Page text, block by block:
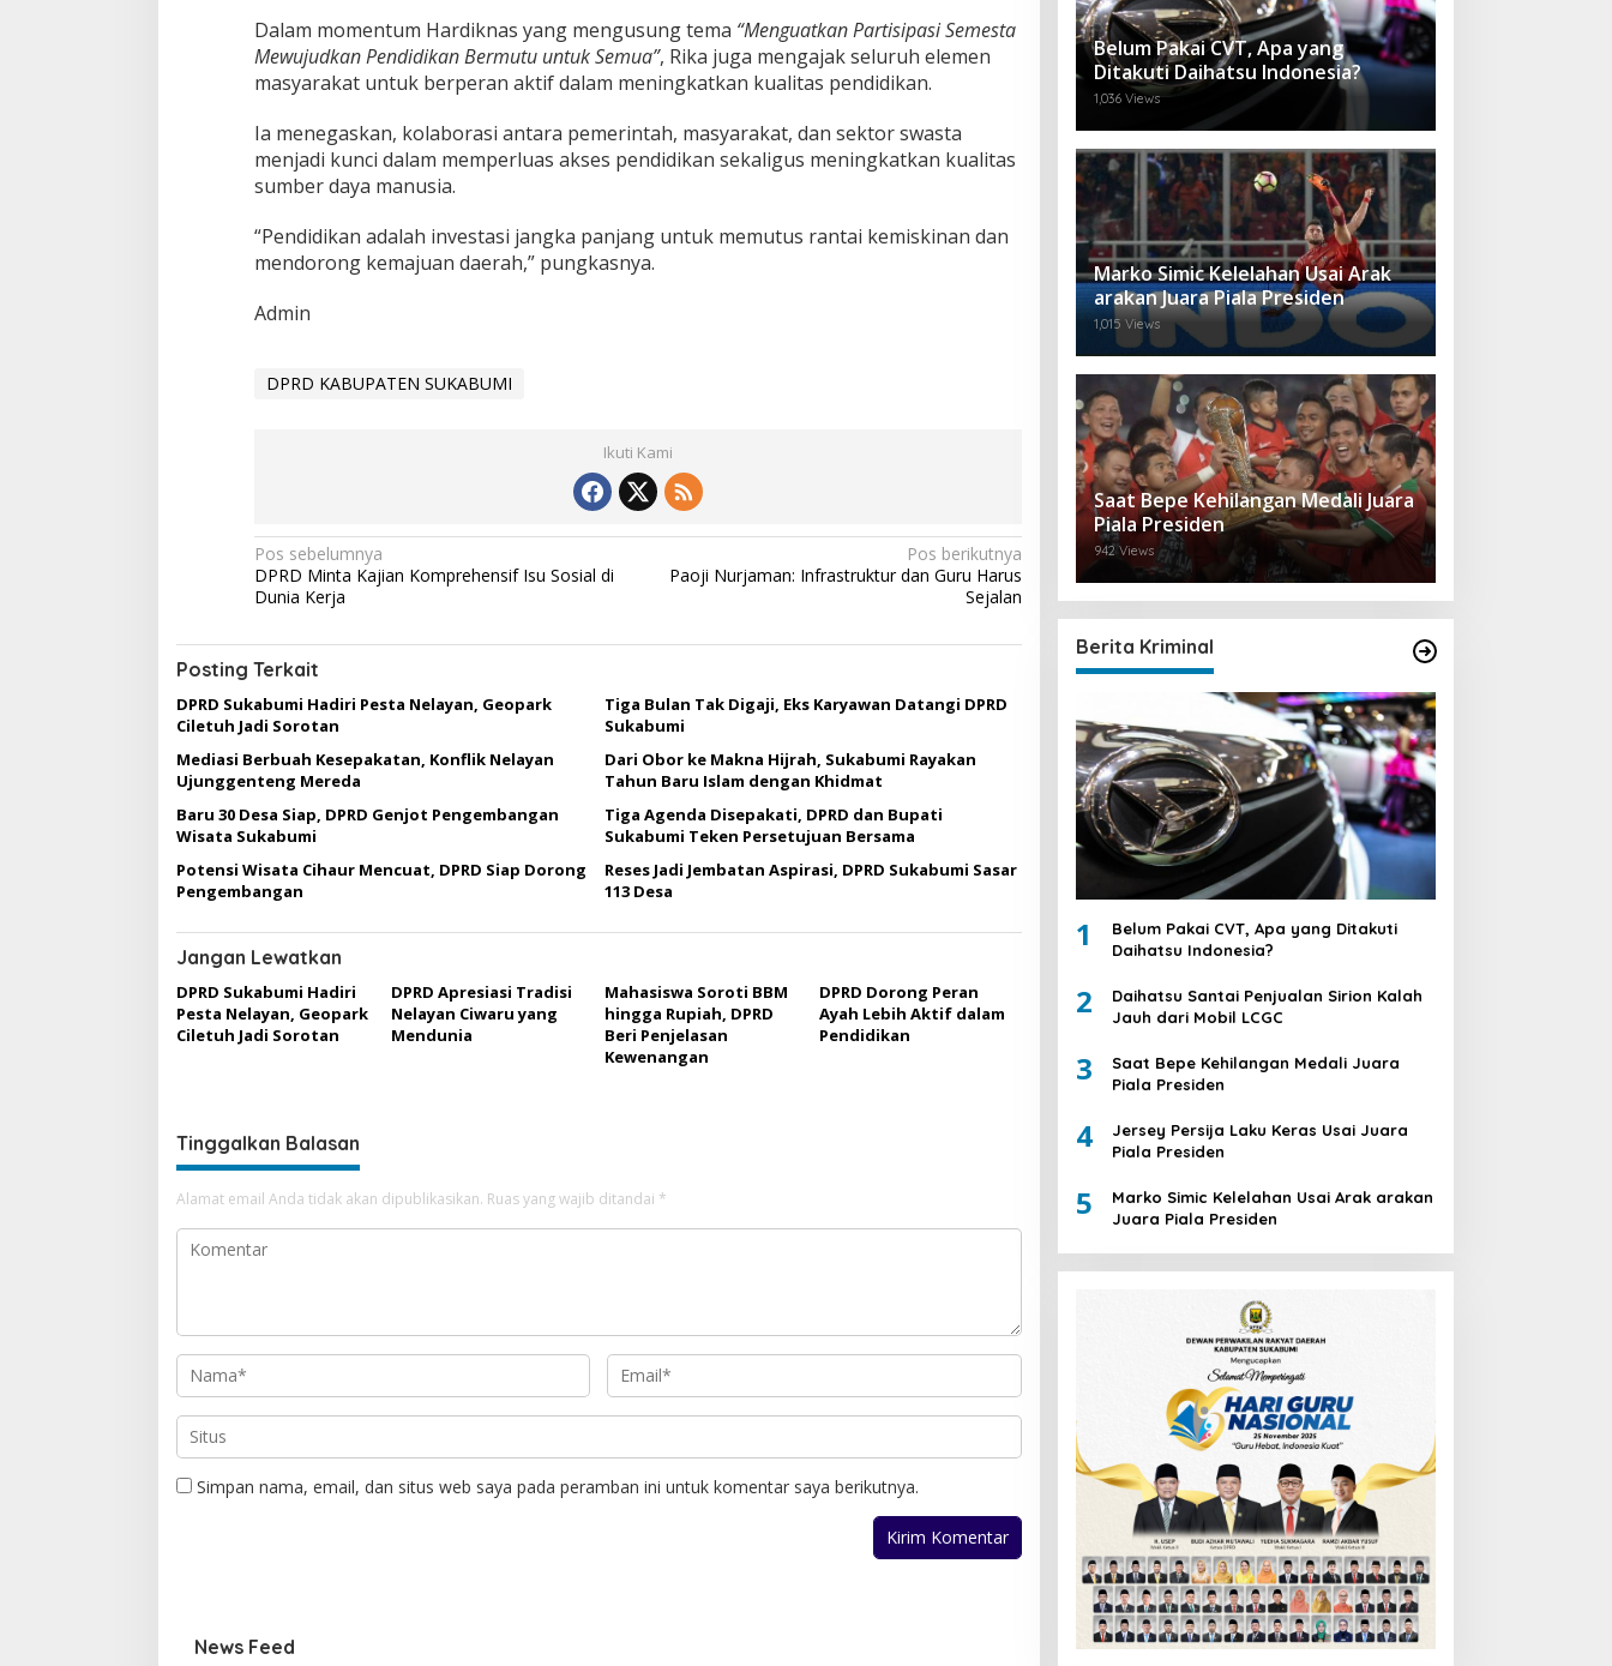
Dalam momentum Hardiknas yang mengusung tema “Menguatkan Partisipasi Semesta
Mewujudkan Pendidikan Bermutu untuk Semua”, Rika juga mengajak seluruh elemen
masyarakat untuk berperan aktif dalam meningkatkan kualitas pendidikan.
Ia menegaskan, kolaborasi antara pemerintah, masyarakat, dan sektor swasta
menjadi kunci dalam memperluas akses pendidikan sekaligus meningkatkan kualitas
sumber daya manusia.
“Pendidikan adalah investasi jangka panjang untuk memutus rantai kemiskinan dan
mendorong kemajuan daerah,” pungkasnya.
Admin
DPRD KABUPATEN SUKABUMI
Ikuti Kami
N
a
i
g
a
s
i
p
o
s
Pos sebelumnya
DPRD Minta Kajian Komprehensif Isu Sosial di
Dunia Kerja
Pos berikutnya
Paoji Nurjaman: Infrastruktur dan Guru Harus
Sejalan
Posting Terkait
DPRD Sukabumi Hadiri Pesta Nelayan, Geopark
Ciletuh Jadi Sorotan
Tiga Bulan Tak Digaji, Eks Karyawan Datangi DPRD
Sukabumi
Mediasi Berbuah Kesepakatan, Konflik Nelayan
Ujunggenteng Mereda
Dari Obor ke Makna Hijrah, Sukabumi Rayakan
Tahun Baru Islam dengan Khidmat
Baru 30 Desa Siap, DPRD Genjot Pengembangan
Wisata Sukabumi
Tiga Agenda Disepakati, DPRD dan Bupati
Sukabumi Teken Persetujuan Bersama
Potensi Wisata Cihaur Mencuat, DPRD Siap Dorong
Pengembangan
Reses Jadi Jembatan Aspirasi, DPRD Sukabumi Sasar
113 Desa
Jangan Lewatkan
DPRD Sukabumi Hadiri
Pesta Nelayan, Geopark
Ciletuh Jadi Sorotan
DPRD Apresiasi Tradisi
Nelayan Ciwaru yang
Mendunia
Mahasiswa Soroti BBM
hingga Rupiah, DPRD
Beri Penjelasan
Kewenangan
DPRD Dorong Peran
Ayah Lebih Aktif dalam
Pendidikan
Tinggalkan Balasan
Alamat email Anda tidak akan dipublikasikan. Ruas yang wajib ditandai *
Simpan nama, email, dan situs web saya pada peramban ini untuk komentar saya berikutnya.
News Feed
Belum Pakai CVT, Apa yang
Ditakuti Daihatsu Indonesia?
1,036 Views
Marko Simic Kelelahan Usai Arak
arakan Juara Piala Presiden
1,015 Views
Saat Bepe Kehilangan Medali Juara
Piala Presiden
942 Views
Berita Kriminal
1
Belum Pakai CVT, Apa yang Ditakuti
Daihatsu Indonesia?
2
Daihatsu Santai Penjualan Sirion Kalah
Jauh dari Mobil LCGC
3
Saat Bepe Kehilangan Medali Juara
Piala Presiden
4
Jersey Persija Laku Keras Usai Juara
Piala Presiden
5
Marko Simic Kelelahan Usai Arak arakan
Juara Piala Presiden